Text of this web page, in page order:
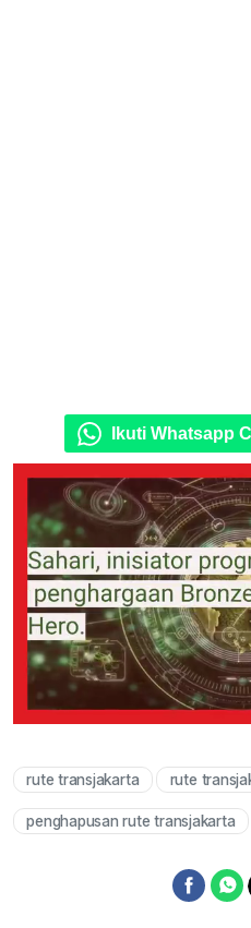
Ikuti Whatsapp
rute transjakarta rute
penghapusan rute transjakarta